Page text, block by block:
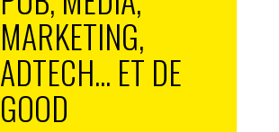
MARKETING,
ADTECH... ET DE
GOOD